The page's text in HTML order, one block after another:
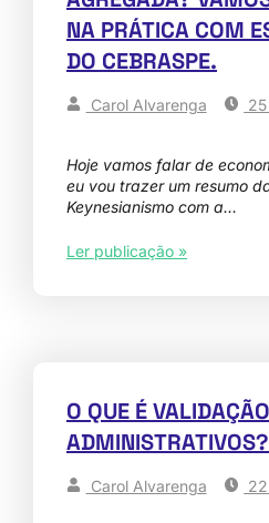
NA PRÁTICA COM
DO CEBRASPE.
Carol Alvarenga
Hoje vamos falar de
eu vou trazer um resumo
Keynesianismo com a…
Ler publicação »
O QUE É
ADMINISTRATIVOS?
Carol Alvarenga